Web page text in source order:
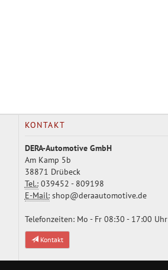
KONTAKT
DERA-Automotive GmbH
Am Kamp 5b
38871 Drübeck
Tel.:039452 - 809198
E-Mail:shop@deraautomotive.de
Telefonzeiten: Mo - Fr 08:30 - 17:00 Uhr
Kontakt